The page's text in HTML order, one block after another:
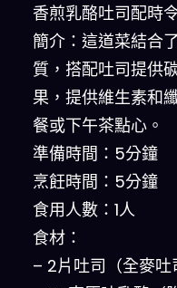
香煎乳酪吐司配時
簡介：這道菜結合
質，搭配吐司提供
果，提供維生素和
餐或下午茶點心。
準備時間：5分鐘
烹飪時間：5分鐘
食用人數：1人
食材：
– 2片吐司（全麥吐